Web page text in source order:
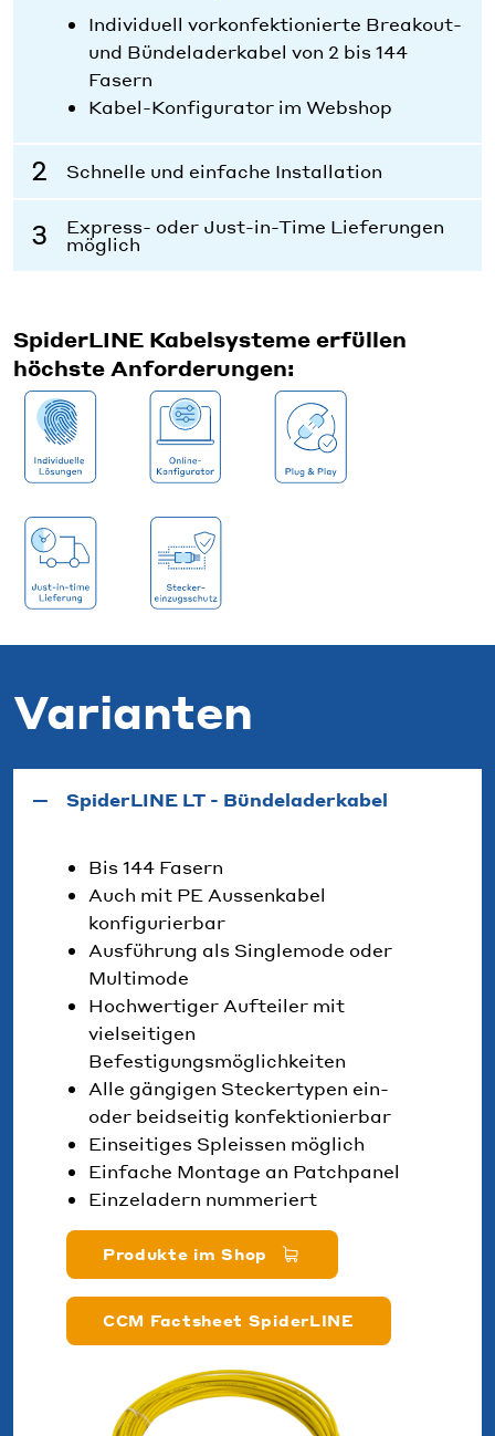
Individuell vorkonfektionierte Breakout-
und Bündeladerkabel von 2 bis 144
Fasern
Kabel-Konfigurator im Webshop
Schnelle und einfache Installation
Express- oder Just-in-Time Lieferungen
möglich
SpiderLINE Kabelsysteme erfüllen
höchste Anforderungen:
Varianten
SpiderLINE LT - Bündeladerkabel
Bis 144 Fasern
Auch mit PE Aussenkabel
konfigurierbar
Ausführung als Singlemode oder
Multimode
Hochwertiger Aufteiler mit
vielseitigen
Befestigungsmöglichkeiten
Alle gängigen Steckertypen ein-
oder beidseitig konfektionierbar
Einseitiges Spleissen möglich
Einfache Montage an Patchpanel
Einzeladern nummeriert
Produkte im Shop
CCM Factsheet SpiderLINE